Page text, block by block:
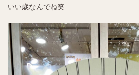
いい歳なんでね笑